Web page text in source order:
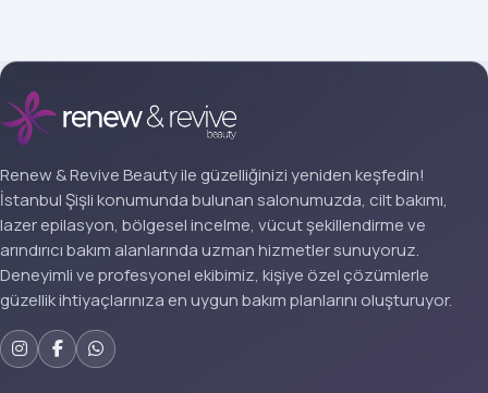
Renew & Revive Beauty ile güzelliğinizi yeniden keşfedin!
İstanbul Şişli konumunda bulunan salonumuzda, cilt bakımı,
lazer epilasyon, bölgesel incelme, vücut şekillendirme ve
arındırıcı bakım alanlarında uzman hizmetler sunuyoruz.
Deneyimli ve profesyonel ekibimiz, kişiye özel çözümlerle
güzellik ihtiyaçlarınıza en uygun bakım planlarını oluşturuyor.